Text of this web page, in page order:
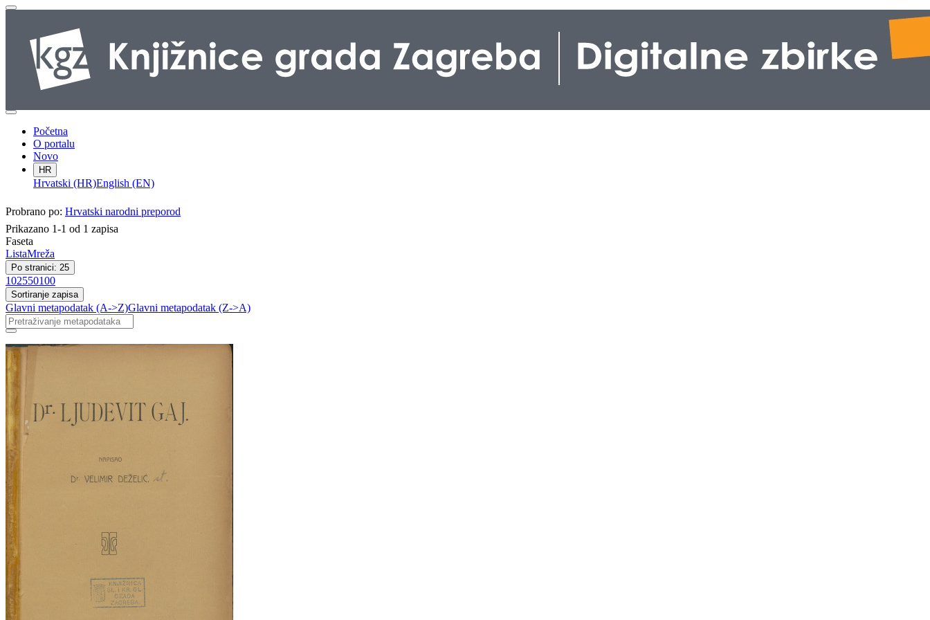
Početna
O portalu
Novo
HR
Hrvatski (HR)English (EN)
Probrano po: Hrvatski narodni preporod
Prikazano 1-1 od 1 zapisa
Faseta
ListaMreža
Po stranici: 25
102550100
Sortiranje zapisa
Glavni metapodatak (A->Z)Glavni metapodatak (Z->A)